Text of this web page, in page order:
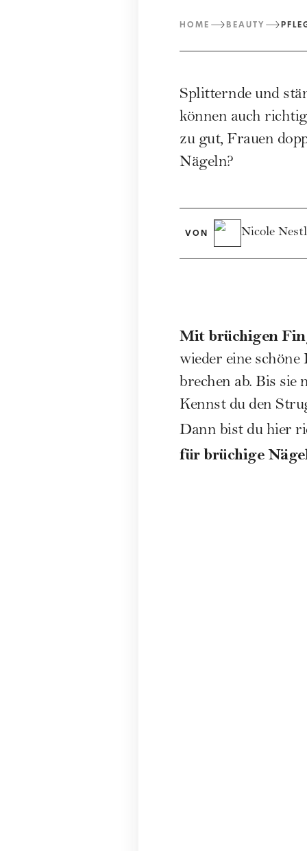
HOME BEAUTY
Splitternde und
können auch
zu gut, Frauen
Nägeln?
VON Nicole
Mit brüchigen
wieder eine
brechen ab. Bis sie
Kennst du den
Dann bist du hier
für brüchige